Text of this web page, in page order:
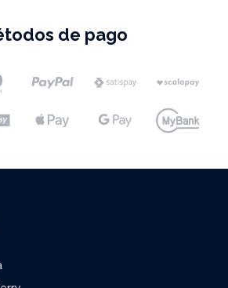
de pago